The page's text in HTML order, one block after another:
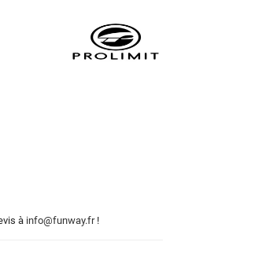
à info@funway.fr!